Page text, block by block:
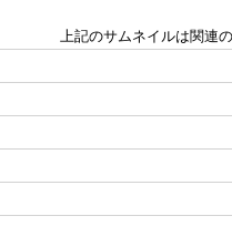
上記のサムネイルは関連